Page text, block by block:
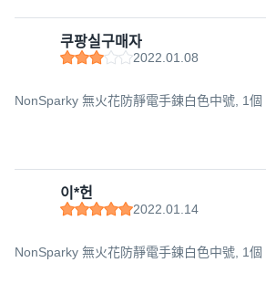
쿠팡실구매자
2022.01.08
NonSparky 無火花防靜電手鍊白色中號, 1個
이*헌
2022.01.14
NonSparky 無火花防靜電手鍊白色中號, 1個